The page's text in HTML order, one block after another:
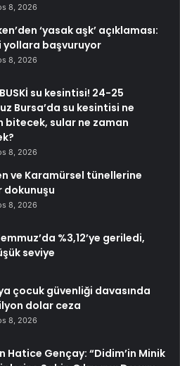
8, 2026
‘yasak aşk’ açıklaması:
yollara başvuruyor
8, 2026
su kesintisi! 24-25
Bursa’da su kesintisi ne
bitecek, sular ne zaman
8, 2026
ve Karamürsel tünellerine
dokunuşu
8, 2026
%3,12’ye geriledi,
seviye
çocuk güvenliği davasında
dolar ceza
8, 2026
Hatice Gençay: “Didim’in Minik